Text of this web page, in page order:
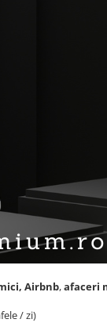
Airbnb,afaceri
/ zi)